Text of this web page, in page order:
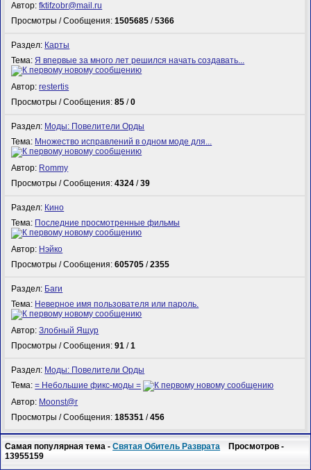
Автор:fktifzobr@mail.ru
Просмотры / Сообщения:1505685 /5366
Раздел: Карты
Тема:Я впервые за много лет решился начать создавать...
Автор:restertis
Просмотры / Сообщения:85 /0
Раздел: Моды: Повелители Орды
Тема: Множество исправлений в одном моде для...
Автор: Rommy
Просмотры / Сообщения:4324 /39
Раздел: Кино
Тема: Последние просмотренные фильмы
Автор: Нэйко
Просмотры / Сообщения:605705 /2355
Раздел: Баги
Тема: Неверное имя пользователя или пароль.
Автор:Злобный Ящур
Просмотры / Сообщения:91 /1
Раздел: Моды: Повелители Орды
Тема:= Небольшие фикс-моды =
Автор: Mооnst@r
Просмотры / Сообщения:185351 /456
Самая популярная тема -Святая Обитель Разврата Просмотров -
13955159